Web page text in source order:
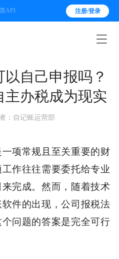
API 注册/登录

自己申报吗？
主办税成为现实
：自记账运营部
项常规且至关重要的财
作往往需要委托给专业
完成。然而，随着技术
件的出现，公司报税法
问题的答案是完全可行